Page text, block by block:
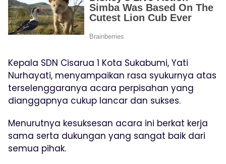
Kepala SDN Cisarua 1 Kota Sukabumi, Yati
Nurhayati, menyampaikan rasa syukurnya atas
terselenggaranya acara perpisahan yang
dianggapnya cukup lancar dan sukses.
Menurutnya kesuksesan acara ini berkat kerja
sama serta dukungan yang sangat baik dari
semua pihak.